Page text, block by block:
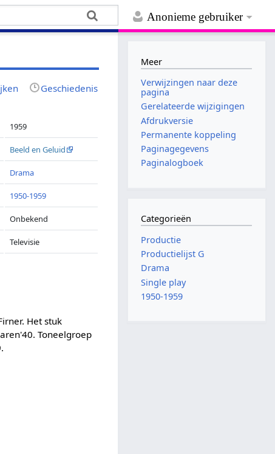
Anonieme gebruiker
Geschiedenis
1959
Beeld en Geluid
Drama
1950-1959
Onbekend
Televisie
Het stuk
Toneelgroep
Meer
Verwijzingen naar deze
pagina
Gerelateerde wijzigingen
Afdrukversie
Permanente koppeling
Paginagegevens
Paginalogboek
Categorieën
Productie
Productielijst G
Drama
Single play
1950-1959